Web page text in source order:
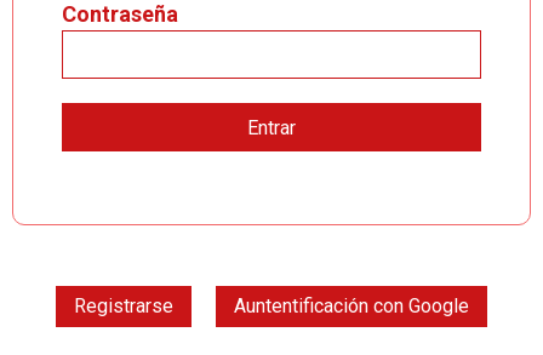
Contraseña
Registrarse Auntentificación con Google